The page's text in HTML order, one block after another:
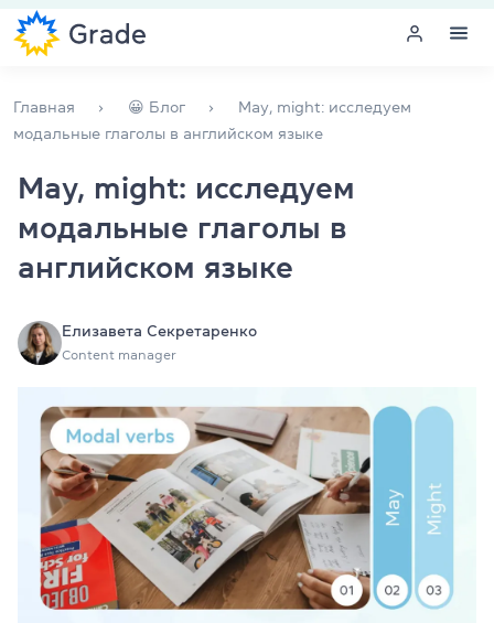
Обучение для преподавателей
Английский для компаний
Подготовка к экзаменам
Больше о нас
Проверить свойуровень
Оставить заявку
Главная 😀 Блог
May, might: исследуем
модальные глаголы в английском языке
May, might: исследуем
модальные глаголы в
английском языке
Елизавета Секретаренко
Content manager